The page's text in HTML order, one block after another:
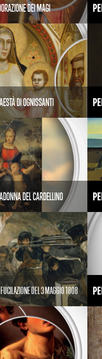
DEI MAGI
DI OGNISSANTI
DEL CARDELLINO
DEL 3 MAGGIO 1808